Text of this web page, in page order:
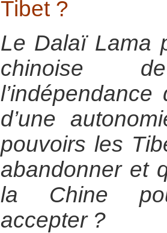
Tibet ?
Le Dalaï Lama
chinoise
d’une
pouvoirs les
abandonner et
la Chine
accepter ?